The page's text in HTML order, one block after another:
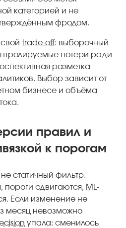
категорией и не
фродом.
trade-off: выборочный
потери ради
разметка
Выбор зависит от
бизнесе и объёма
правил и
к порогам
статичный фильтр.
пороги сдвигаются, ML -
Если изменение не
месяц невозможно
упала: сменилось